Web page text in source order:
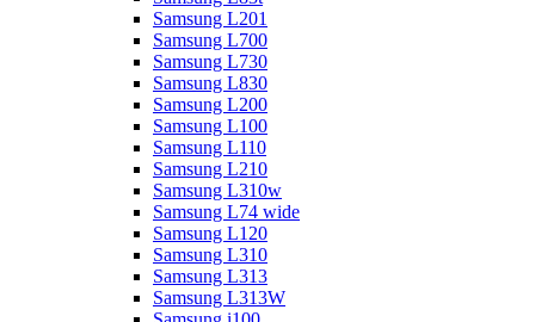
Samsung L201
Samsung L700
Samsung L730
Samsung L830
Samsung L200
Samsung L100
Samsung L110
Samsung L210
Samsung L310w
Samsung L74 wide
Samsung L120
Samsung L310
Samsung L313
Samsung L313W